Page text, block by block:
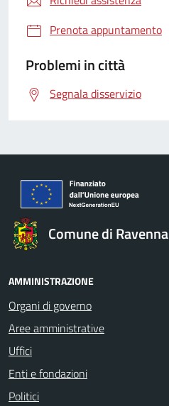
Prenota appuntamento
Problemi in città
Segnala disservizio
Comune di Ravenna
AMMINISTRAZIONE
Organi di governo
Aree amministrative
Uffici
Enti e fondazioni
Politici